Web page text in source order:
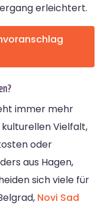
erleichtert.
immer mehr
Vielfalt,
oder
aus Hagen,
sich viele für
Novi Sad